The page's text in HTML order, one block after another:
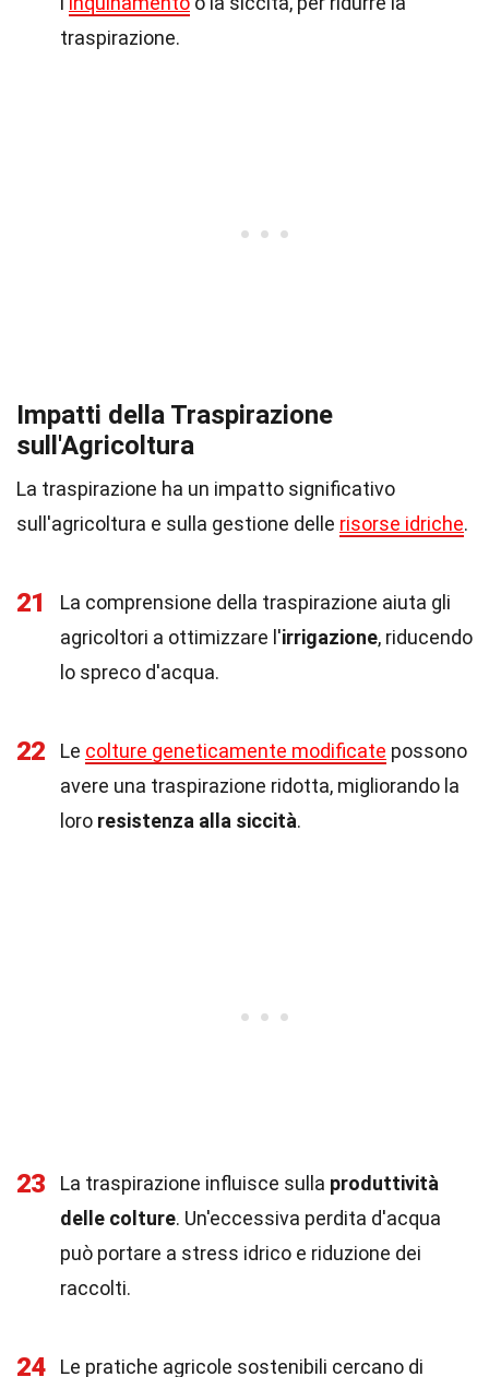
traspirazione.
Impatti della Traspirazione
sull'Agricoltura
La traspirazione ha un impatto significativo
sull'agricoltura e sulla gestione delle risorse idriche.
21
La comprensione della traspirazione aiuta gli
agricoltori a ottimizzare l'irrigazione, riducendo
lo spreco d'acqua.
22 Le colture geneticamente modificate possono
avere una traspirazione ridotta, migliorando la
loro resistenza alla siccità.
23 La traspirazione influisce sulla produttività
delle colture. Un'eccessiva perdita d'acqua
può portare a stress idrico e riduzione dei
raccolti.
24
Le pratiche agricole sostenibili cercano di